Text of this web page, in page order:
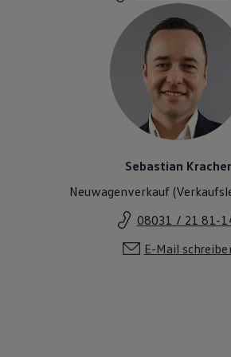
Lifestyle
Transport
Familie
Elektromobilität
Volkswagen R
Pannen- und Unfallhilfe
Volkswagen Kundenbetreuung
Sebastian Kracher
Neuwagenverkauf
08031 / 21 81-
E-Mail